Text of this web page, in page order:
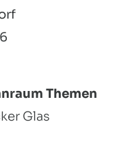
Themen
Glas